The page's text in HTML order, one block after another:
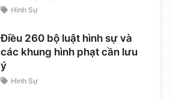
Hình Sự
Điều 260 bộ luật hình sự và
các khung hình phạt cần lưu
ý
Hình Sự